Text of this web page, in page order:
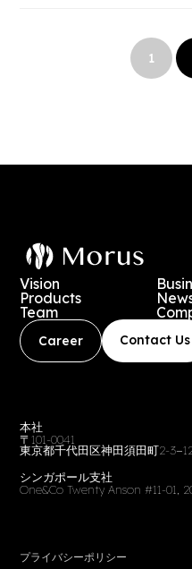
1
Vision
Products
Team
Career Contact Us
本社
〒101-0041
東京都千代田区神田須田町2-
シンガポール支社
One&Co Twenty Anson #11-01,
プライバシーポリシー